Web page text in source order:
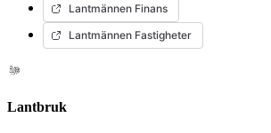
Lantmännen Finans
Lantmännen Fastigheter
Lantbruk